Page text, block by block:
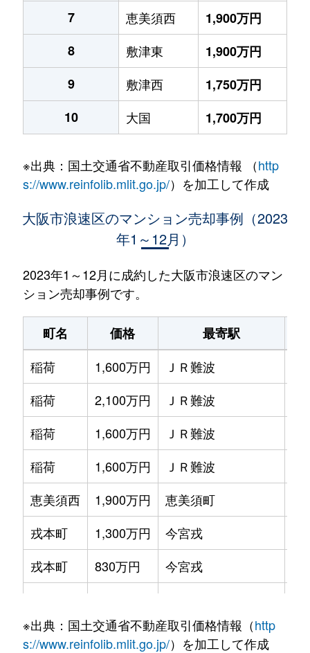
7
恵美須西
1,900万円
8
敷津東
1,900万円
9
敷津西
1,750万円
10
大国 1,700万円
※出典：国土交通省不動産取引価格情報 （http
s://www.reinfolib.mlit.go.jp/）を加工して作成
大阪市浪速区のマンション売却事例（2023
年1～12月）
2023年1～12月に成約した大阪市浪速区のマン
ション売却事例です。
町名 価格 最寄駅
稲荷
1,600万円 ＪＲ難波
稲荷
2,100万円 ＪＲ難波
稲荷
1,600万円 ＪＲ難波
稲荷
1,600万円 ＪＲ難波
恵美須西
1,900万円 恵美須町
戎本町
1,300万円 今宮戎
戎本町
830万円 今宮戎
戎本町
1,700万円 大国町
※出典：国土交通省不動産取引価格情報（http
s://www.reinfolib.mlit.go.jp/）を加工して作成